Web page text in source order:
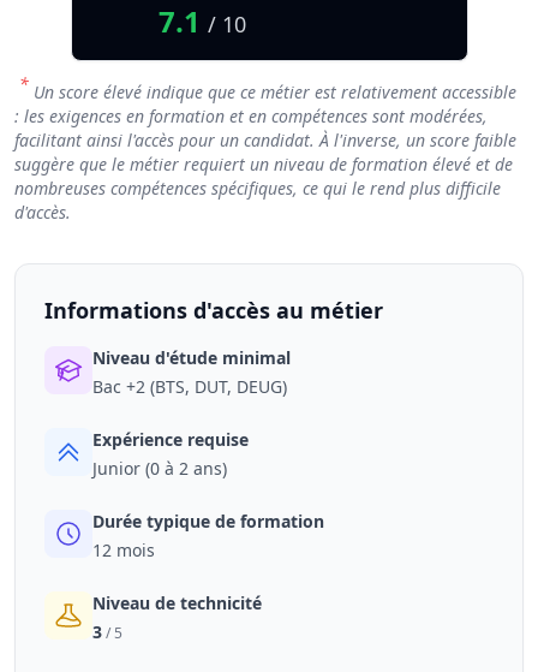
7.1 / 10
* Un score élevé indique que ce métier est relativement accessible
: les exigences en formation et en compétences sont modérées,
facilitant ainsi l'accès pour un candidat. À l'inverse, un score faible
suggère que le métier requiert un niveau de formation élevé et de
nombreuses compétences spécifiques, ce qui le rend plus difficile
d'accès.
Informations d'accès au métier
Niveau d'étude minimal
Bac +2 (BTS, DUT, DEUG)
Expérience requise
Junior (0 à 2 ans)
Durée typique de formation
12 mois
Niveau de technicité
3/ 5